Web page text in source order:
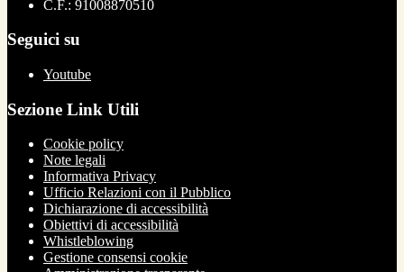
C.F.: 91008870510
Seguici su
Youtube
Sezione Link Utili
Cookie policy
Note legali
Informativa Privacy
Ufficio Relazioni con il Pubblico
Dichiarazione di accessibilità
Obiettivi di accessibilità
Whistleblowing
Gestione consensi cookie